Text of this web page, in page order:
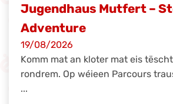
Jugendhaus Mutfert –
Adventure
19/08/2026
Komm mat an kloter mat eis
rondrem. Op wéieen Parcours
...